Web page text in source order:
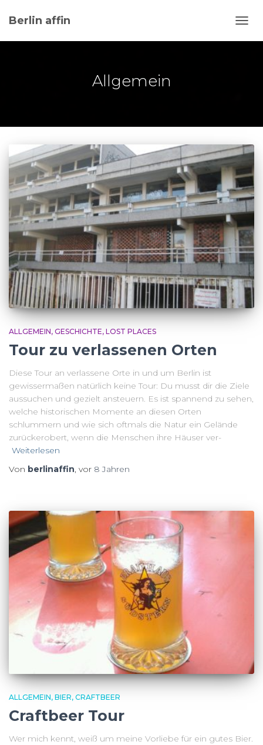
Berlin affin
Allgemein
ALLGEMEIN GESCHICHTE LOST PLACES
Tour zu verlassenen Orten
Diese Tour an verlassene Orte in und um Berlin ist
gewissermaßen natürlich keine Tour: Du musst dir die Ziele
aussuchen und gezielt ansteuern. Es ist spannend zu sehen,
welche historischen Momente an diesen Orten
schlummern und wie sich oftmals die Natur ein Gelände
zurückerobert, wenn die Menschen ihre Häuser ver-
Weiterlesen
Von berlinaffin, vor 8 Jahren
ALLGEMEIN BIER CRAFTBEER
Craftbeer Tour
Wer mich kennt, weiß um meine Vorliebe für ein gutes Bier.